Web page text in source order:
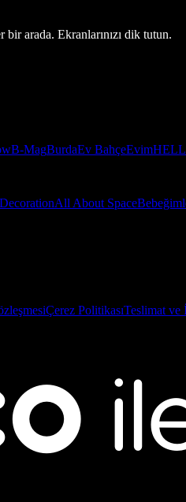
arada. Ekranlarınızı dik tutun.
B-MagBurdaEv BahçeEvim
All About Space
Çerez PolitikasıTeslimat ve